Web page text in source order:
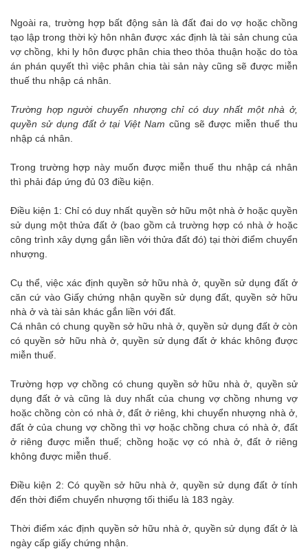
Ngoài ra, trường hợp bất động sản là đất đai do vợ hoặc chồng
tạo lập trong thời kỳ hôn nhân được xác định là tài sản chung của
vợ chồng, khi ly hôn được phân chia theo thỏa thuận hoặc do tòa
án phán quyết thì việc phân chia tài sản này cũng sẽ được miễn
thuế thu nhập cá nhân.
Trường hợp người chuyển nhượng chỉ có duy nhất một nhà ở,
quyền sử dụng đất ở tại Việt Nam cũng sẽ được miễn thuế thu
nhập cá nhân.
Trong trường hợp này muốn được miễn thuế thu nhập cá nhân
thì phải đáp ứng đủ 03 điều kiện.
Điều kiện 1: Chỉ có duy nhất quyền sở hữu một nhà ở hoặc quyền
sử dụng một thửa đất ở (bao gồm cả trường hợp có nhà ở hoặc
công trình xây dựng gắn liền với thửa đất đó) tại thời điểm chuyển
nhượng.
Cụ thể, việc xác định quyền sở hữu nhà ở, quyền sử dụng đất ở
căn cứ vào Giấy chứng nhận quyền sử dụng đất, quyền sở hữu
nhà ở và tài sản khác gắn liền với đất.
Cá nhân có chung quyền sở hữu nhà ở, quyền sử dụng đất ở còn
có quyền sở hữu nhà ở, quyền sử dụng đất ở khác không được
miễn thuế.
Trường hợp vợ chồng có chung quyền sở hữu nhà ở, quyền sử
dụng đất ở và cũng là duy nhất của chung vợ chồng nhưng vợ
hoặc chồng còn có nhà ở, đất ở riêng, khi chuyển nhượng nhà ở,
đất ở của chung vợ chồng thì vợ hoặc chồng chưa có nhà ở, đất
ở riêng được miễn thuế; chồng hoặc vợ có nhà ở, đất ở riêng
không được miễn thuế.
Điều kiện 2: Có quyền sở hữu nhà ở, quyền sử dụng đất ở tính
đến thời điểm chuyển nhượng tối thiểu là 183 ngày.
Thời điểm xác định quyền sở hữu nhà ở, quyền sử dụng đất ở là
ngày cấp giấy chứng nhận.